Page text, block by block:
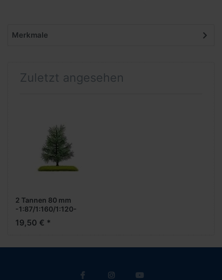
Merkmale
Zuletzt angesehen
2 Tannen 80 mm
-1:87/1:160/1:120-
19,50 € *